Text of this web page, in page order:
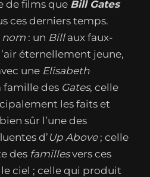
de films que Bill Gates
ces derniers temps.
nom : un Billaux faux-
éternellement jeune,
une Elisabeth
famille des Gates, celle
les faits et
sûr l’une des
d’ Up Above; celle
des famillesvers ces
ciel ; celle qui produit